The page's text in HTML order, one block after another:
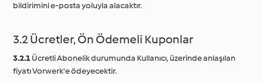
bildirimini e-posta yoluyla alacaktır.
3.2 Ücretler, Ön Ödemeli Kuponlar
3.2.1Ücretli Abonelik durumunda Kullanıcı, üzerinde anlaşılan
fiyatı Vorwerk'e ödeyecektir.